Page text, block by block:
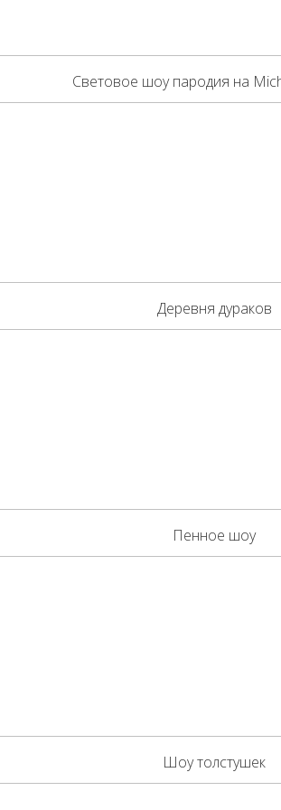
Световое шоу пародия на
Деревня дураков
Пенное шоу
Шоу толстушек